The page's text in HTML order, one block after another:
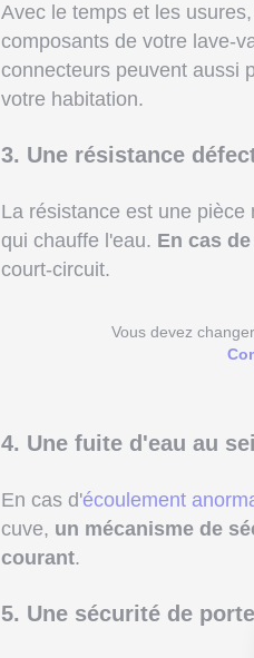
Avec le temps et les
composants de votre lave-
connecteurs peuvent aussi
votre habitation.
3. Une résistance
La résistance est une
qui chauffe l'eau. En cas
court-circuit.
Vous devez
4. Une fuite d'eau au
En cas d'écoulement
cuve, un mécanisme de
courant.
5. Une sécurité de